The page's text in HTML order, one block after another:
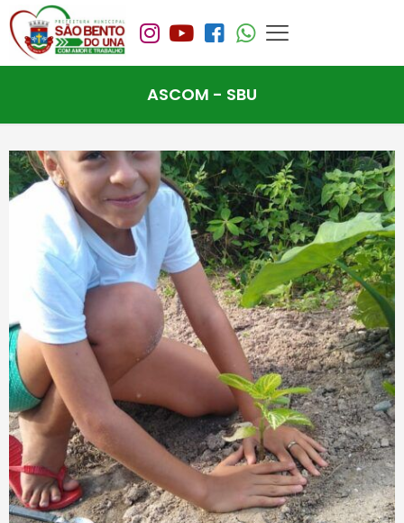
ASCOM - SBU